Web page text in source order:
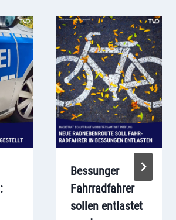
Bessunger
Fahrradfahrer
sollen entlastet